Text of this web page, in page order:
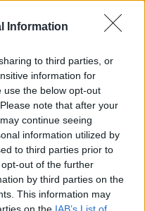
Information
to third parties, or
information for
use the below opt-out
note that after your
continue seeing
information utilized by
to third parties prior to
out of the further
by third parties on the
This information may
του
του
χρόνια και... η
έγινε στο